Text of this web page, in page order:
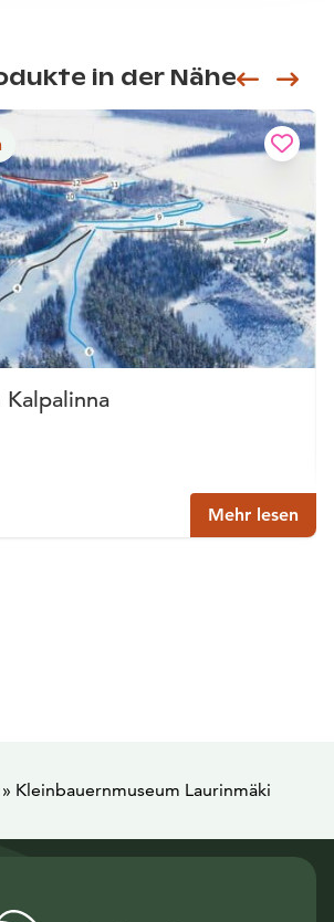
in der Nähe
Kalpalinna
Mehr lesen
Siirry
» Kleinbauernmuseum Laurinmäki